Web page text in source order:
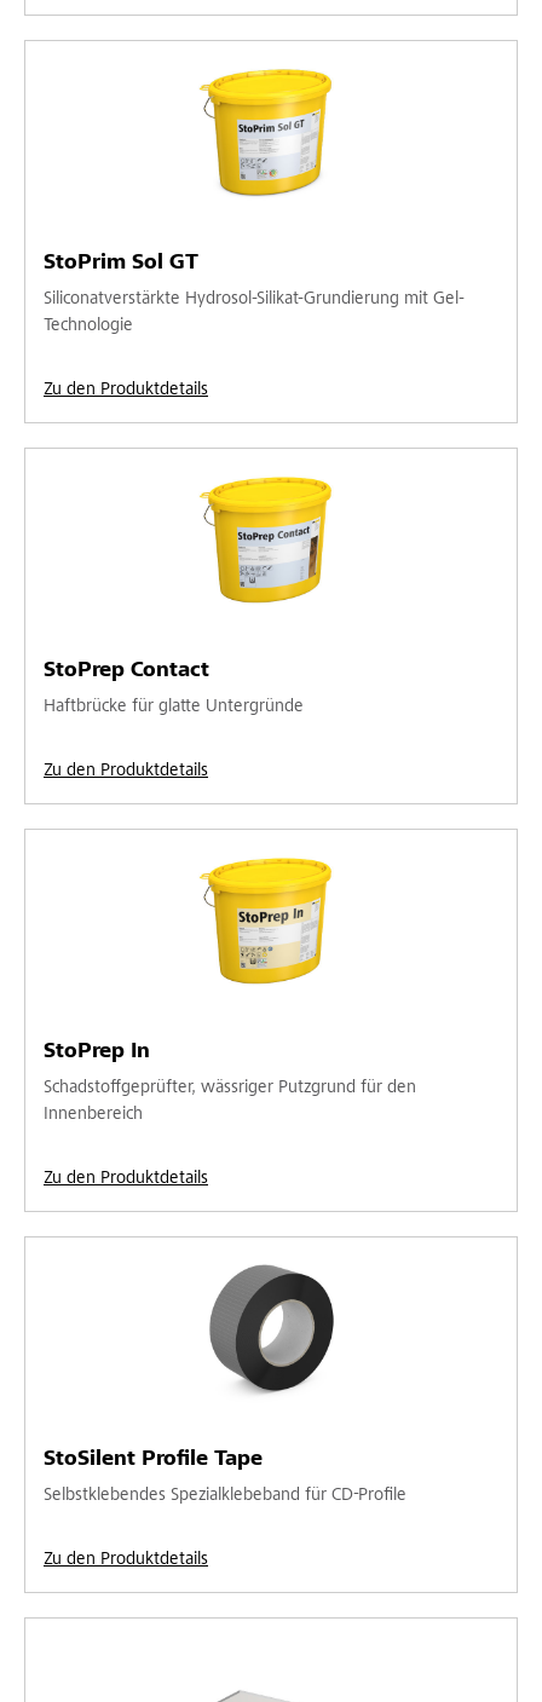
StoPrim Sol GT
Siliconatverstärkte Hydrosol-Silikat-Grundierung mit Gel-
Technologie
Zu den Produktdetails
StoPrep Contact
Haftbrücke für glatte Untergründe
Zu den Produktdetails
StoPrep In
Schadstoffgeprüfter, wässriger Putzgrund für den
Innenbereich
Zu den Produktdetails
StoSilent Profile Tape
Selbstklebendes Spezialklebeband für CD-Profile
Zu den Produktdetails